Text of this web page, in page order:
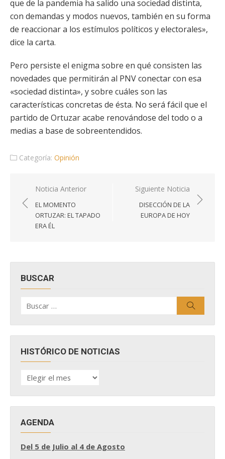
que de la pandemia ha salido una sociedad distinta,
con demandas y modos nuevos, también en su forma
de reaccionar a los estímulos políticos y electorales»,
dice la carta.
Pero persiste el enigma sobre en qué consisten las
novedades que permitirán al PNV conectar con esa
«sociedad distinta», y sobre cuáles son las
características concretas de ésta. No será fácil que el
partido de Ortuzar acabe renovándose del todo o a
medias a base de sobreentendidos.
Categoría: Opinión
Navegación
de
entradas
Noticia Anterior
EL MOMENTO
ORTUZAR: EL TAPADO
ERA ÉL
Siguiente Noticia
DISECCIÓN DE LA
EUROPA DE HOY
BUSCAR
por:
HISTÓRICO DE NOTICIAS
HISTÓRICO
DE
AGENDA
Del 5 de Julio al 4 de Agosto